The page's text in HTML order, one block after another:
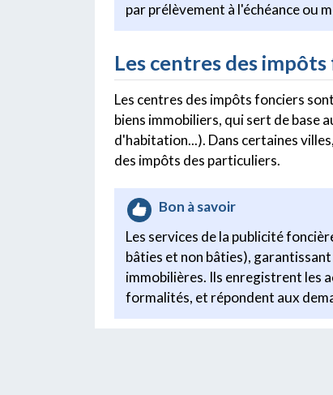
par prélèvement à l'échéance ou
Les centres des
Les centres des impôts fonciers
biens immobiliers, qui sert de base
d'habitation...). Dans certaines
des impôts des particuliers.
Bon à savoir
Les services de la publicité
bâties et non bâties),
immobilières. Ils enregistrent les
formalités, et répondent aux